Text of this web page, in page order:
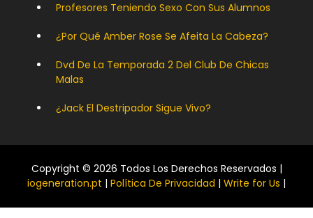
Profesores Teniendo Sexo Con Sus Alumnos
¿Por Qué Amber Rose Se Afeita La Cabeza?
Dvd De La Temporada 2 Del Club De Chicas
Malas
¿Jack El Destripador Sigue Vivo?
Copyright © 2026 Todos Los Derechos Reservados |
iogeneration.pt | Política De Privacidad | Write for Us |